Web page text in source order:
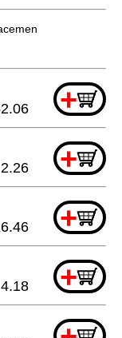
+
+
2.26
+
+
4.18